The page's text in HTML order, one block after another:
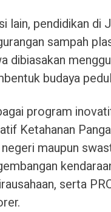
lain, pendidikan di
sampah
dibiasakan
budaya
program
Ketahanan
maupun
serta